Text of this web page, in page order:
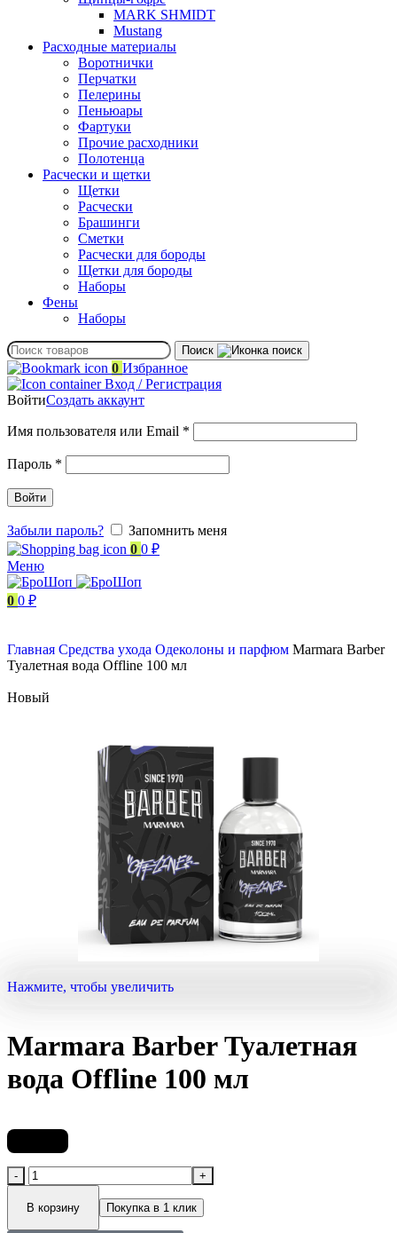
MARK SHMIDT
Mustang
Расходные материалы
Воротнички
Перчатки
Пелерины
Пеньюары
Фартуки
Прочие расходники
Полотенца
Расчески и щетки
Щетки
Расчески
Брашинги
Сметки
Расчески для бороды
Щетки для бороды
Наборы
Фены
Наборы
Поиск
0 Избранное
Вход / Регистрация
ВойтиСоздать аккаунт
Имя пользователя или Email *
Пароль *
Войти
Забыли пароль?
Запомнить меня
0 0 ₽
Меню
0 0 ₽
Главная Средства ухода Одеколоны и парфюм Marmara Barber
Туалетная вода Offline 100 мл
Новый
Нажмите, чтобы увеличить
Marmara Barber Туалетная
вода Offline 100 мл
В корзину Покупка в 1 клик